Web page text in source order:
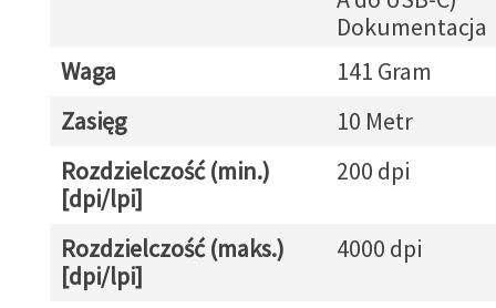
Dokumentacja
Waga
141 Gram
Zasięg
10 Metr
Rozdzielczość (min.)
[dpi/lpi]
200 dpi
Rozdzielczość (maks.)
[dpi/lpi]
4000 dpi